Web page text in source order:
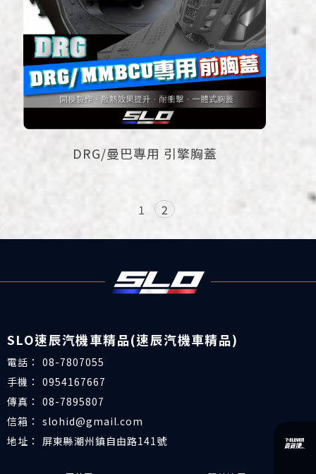
DRG/曼巴專用 引擎胸蓋
1 2
08-7807055
0954167667
08-7895807
slohid@gmail.com
屏東縣潮州鎮自由路141號